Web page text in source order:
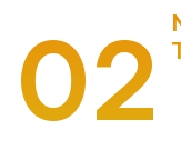
02